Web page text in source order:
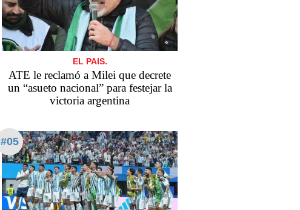
EL PAIS.
ATE le reclamó a Milei que decrete
un “asueto nacional” para festejar la
victoria argentina
#05